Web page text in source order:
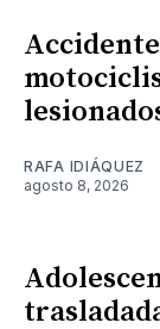
RAFA IDIÁQUEZ
agosto 8, 2026